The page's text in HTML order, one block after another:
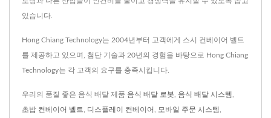
있습니다.
Hong Chiang Technology는 2004년부터 고객에게 스시 컨베이어 벨트
를 제공하고 있으며, 첨단 기술과 20년의 경험을 바탕으로 Hong Chiang
Technology는 각 고객의 요구를 충족시킵니다.
우리의 품질 좋은 음식 배달 제품 음식 배달 로봇 음식 배달 시스템
초밥 컨베이어 벨트 디스플레이 컨베이어 모바일 주문 시스템